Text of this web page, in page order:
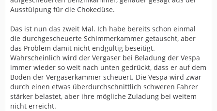
Ausstülpung für die Chokedüse.
Das ist nun das zweit Mal. Ich habe bereits schon einmal
die durchgescheuerte Schimmerkammer getauscht, aber
das Problem damit nicht endgültig beseitigt.
Wahrscheinlich wird der Vergaser bei Beladung der Vespa
immer wieder so weit nach unten gedrückt, dass er auf dem
Boden der Vergaserkammer scheuert. Die Vespa wird zwar
durch einen etwas überdurchschnittlich schweren Fahrer
stärker belastet, aber ihre mögliche Zuladung bei weitem
nicht erreicht.